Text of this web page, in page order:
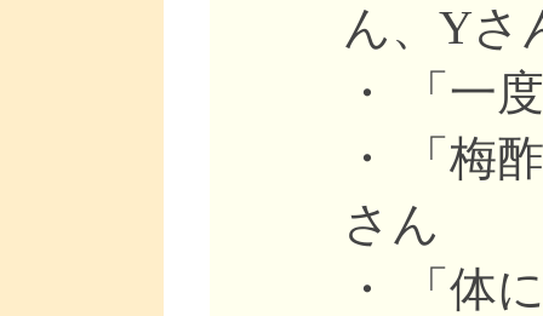
ん、Yさ
・ 「一
・ 「梅
さん
・ 「体